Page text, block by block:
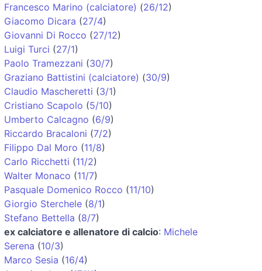
Francesco Marino (calciatore) (26/12)
Giacomo Dicara (27/4)
Giovanni Di Rocco (27/12)
Luigi Turci (27/1)
Paolo Tramezzani (30/7)
Graziano Battistini (calciatore) (30/9)
Claudio Mascheretti (3/1)
Cristiano Scapolo (5/10)
Umberto Calcagno (6/9)
Riccardo Bracaloni (7/2)
Filippo Dal Moro (11/8)
Carlo Ricchetti (11/2)
Walter Monaco (11/7)
Pasquale Domenico Rocco (11/10)
Giorgio Sterchele (8/1)
Stefano Bettella (8/7)
ex calciatore e allenatore di calcio: Michele
Serena (10/3)
Marco Sesia (16/4)